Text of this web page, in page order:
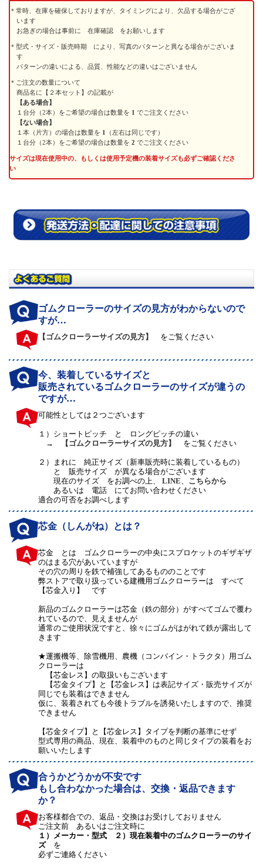
常時、在庫を確保しておりますが、タイミングにより、欠品する場合がござ
います
お急ぎの場合は事前に 在庫確認 をお願いします
型式・サイズ・販売時期 により、写真のパターンと異なる場合がございま
す
パターンの違いによる、品質、性能などの違いはございません
ご注文の数量について
商品名に【２本セット】の記載が
【ある場合】
１台分（2本）をご希望の場合は数量を 1 でご注文ください
【ない場合】
１本（片方）の場合は数量を 1
（左右は同じです）
１台分（2本）をご希望の場合は数量を 2 でご注文ください
サイズは現在使用中の、もしくは使用予定機の装着サイズも必ずご確認くださ
い
ゴムクローラーのサイズの見方がわからないので
すが…
【ゴムクローラーサイズの見方】 をご覧ください
今、装着しているサイズと
販売されているゴムクローラーのサイズが違うの
ですが…
可能性としては２つございます
１） ショートピッチ と ロングピッチの違い
→
【ゴムクローラーサイズの見方】 をご覧ください
２）
まれに 純正サイズ（新車販売時に装着しているもの）
と 販売サイズ が異なる場合がございます
現在のサイズ をお調べの上、LINE
こちらから
あるいは 電話 にてお問い合わせください
適合の可否をお調べします
芯金（しんがね）とは？
芯金 とは ゴムクローラーの中央にスプロケットのギザギザ
のはまる穴があいていますが
その穴の周りを鉄で補強してあるもののことです
弊ストアで取り扱っている建機用ゴムクローラーは すべて
【芯金入り】 です
新品のゴムクローラーは芯金（鉄の部分）がすべてゴムで覆わ
れているので、見えませんが
通常のご使用状況ですと、徐々にゴムがはがれて鉄が露出して
きます
★運搬機等、除雪機用、農機（コンバイン・トラクタ）用ゴム
クローラーは
【芯金レス】の取扱いもございます
【芯金タイプ】と【芯金レス】は表記サイズ・販売サイズが
同じでも装着はできません
仮に、装着されても今後トラブルを誘発いたしますので、推奨
できません
【芯金タイプ】と【芯金レス】タイプを判断の基準にせず
型式専用の商品、現在、装着中のものと同じタイプの装着をお
願いいたします
合うかどうかが不安です
もし合わなかった場合は、交換・返品できます
か？
お客様都合での、返品・交換はお受けしておりません
ご注文前 あるいはご注文時に
１）メーカー・型式 ２）現在装着中のゴムクローラーのサイ
ズを
必ずご連絡ください